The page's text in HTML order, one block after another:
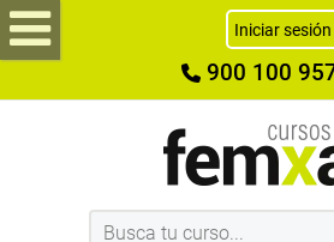
Iniciar sesión
900 100